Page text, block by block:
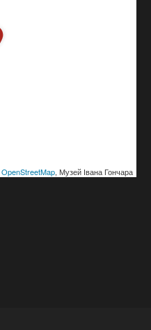
OpenStreetMap, Музей Івана Гончара